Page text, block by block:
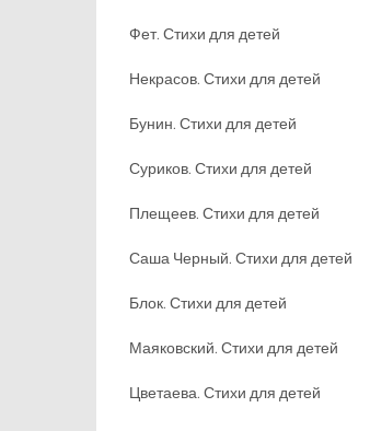
Фет. Стихи для детей
Некрасов. Стихи для детей
Бунин. Стихи для детей
Суриков. Стихи для детей
Плещеев. Стихи для детей
Саша Черный. Стихи для детей
Блок. Стихи для детей
Маяковский. Стихи для детей
Цветаева. Стихи для детей